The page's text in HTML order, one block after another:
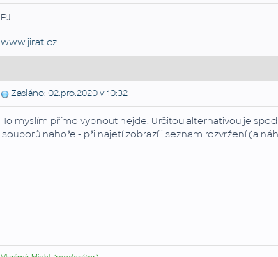
PJ
www.jirat.cz
Zasláno: 02.pro.2020 v 10:32
To myslím přímo vypnout nejde. Určitou alternativou je
souborů nahoře - při najetí zobrazí i seznam rozvržení (a